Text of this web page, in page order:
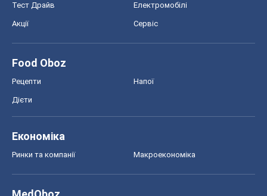
Тест Драйв Електромобілі
Акції Сервіс
Food Oboz
Рецепти Напої
Дієти
Економіка
Ринки та компанії Макроекономіка